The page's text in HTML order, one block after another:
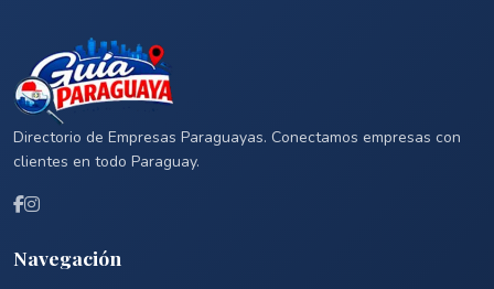
Directorio de Empresas Paraguayas. Conectamos empresas con
clientes en todo Paraguay.
Navegación